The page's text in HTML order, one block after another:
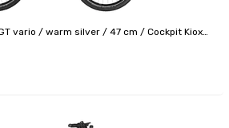
vario / warm silver / 47 cm / Cockpit Kiox
RX Chip / Code de